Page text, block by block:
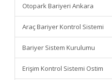
Otopark Bariyeri Ankara
Araç Bariyer Kontrol Sistemi
Bariyer Sistem Kurulumu
Erişim Kontrol Sistemi Ostim